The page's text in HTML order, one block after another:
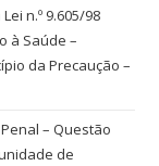
n.º 9.605/98
à Saúde –
da Precaução –
Penal – Questão
de